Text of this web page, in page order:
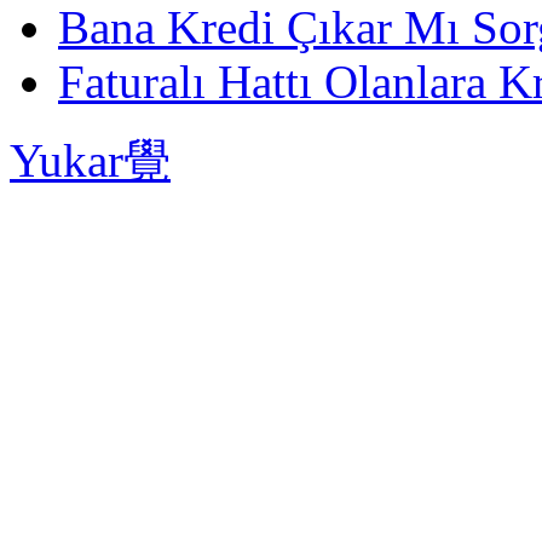
Bana Kredi Çıkar Mı
Faturalı Hattı Olanlara
Yukar覺